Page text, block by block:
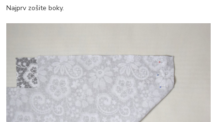
Najprv zošite boky.